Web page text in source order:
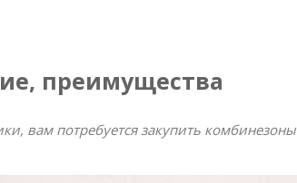
преимущества
вам потребуется закупить комбинезоны